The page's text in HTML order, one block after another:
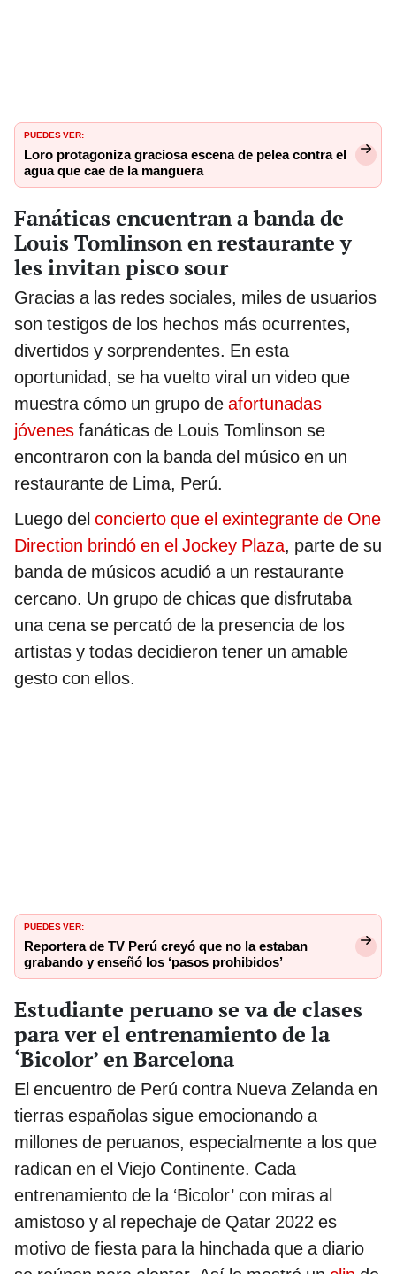
PUEDES VER:
Loro protagoniza graciosa escena de pelea contra el
agua que cae de la manguera
Fanáticas encuentran a banda de
Louis Tomlinson en restaurante y
les invitan pisco sour
Gracias a las redes sociales, miles de usuarios
son testigos de los hechos más ocurrentes,
divertidos y sorprendentes. En esta
oportunidad, se ha vuelto viral un video que
muestra cómo un grupo de afortunadas
jóvenes fanáticas de Louis Tomlinson se
encontraron con la banda del músico en un
restaurante de Lima, Perú.
Luego del concierto que el exintegrante de One
Direction brindó en el Jockey Plaza, parte de su
banda de músicos acudió a un restaurante
cercano. Un grupo de chicas que disfrutaba
una cena se percató de la presencia de los
artistas y todas decidieron tener un amable
gesto con ellos.
PUEDES VER:
Reportera de TV Perú creyó que no la estaban
grabando y enseñó los ‘pasos prohibidos’
Estudiante peruano se va de clases
para ver el entrenamiento de la
‘Bicolor’ en Barcelona
El encuentro de Perú contra Nueva Zelanda en
tierras españolas sigue emocionando a
millones de peruanos, especialmente a los que
radican en el Viejo Continente. Cada
entrenamiento de la ‘Bicolor’ con miras al
amistoso y al repechaje de Qatar 2022 es
motivo de fiesta para la hinchada que a diario